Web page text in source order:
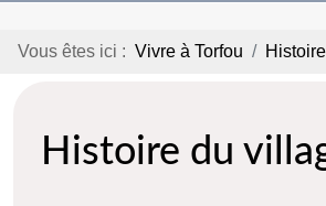
Vous êtes ici : Vivre à Torfou
Histoire du